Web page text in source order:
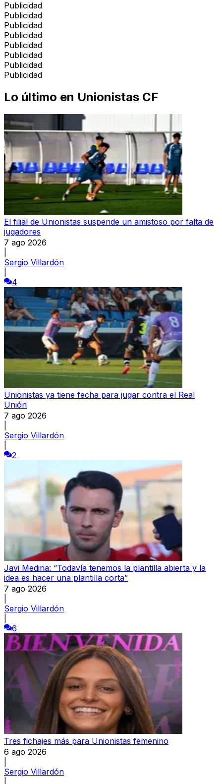
Publicidad
Publicidad
Publicidad
Publicidad
Publicidad
Publicidad
Publicidad
Publicidad
Lo último en Unionistas CF
El filial de Unionistas suspende un amistoso por falta de
jugadores
7 ago 2026
Sergio Villardón
4
Unionistas ya tiene fecha para jugar contra el Real
Unión
7 ago 2026
Sergio Villardón
2
Javi Medina: “Todavía tenemos la plantilla abierta y la
idea es hacer una plantilla corta”
7 ago 2026
Sergio Villardón
6
Tres fichajes más para Unionistas femenino
6 ago 2026
Sergio Villardón